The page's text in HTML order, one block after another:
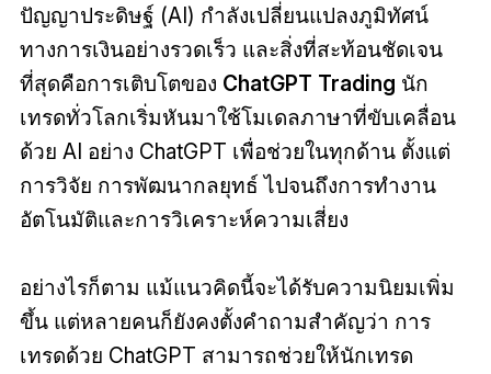
ปัญญาประดิษฐ์ (AI) กำลังเปลี่ยนแปลงภูมิทัศน์
ทางการเงินอย่างรวดเร็ว และสิ่งที่สะท้อนชัดเจน
ที่สุดคือการเติบโตของ ChatGPT Trading นัก
เทรดทั่วโลกเริ่มหันมาใช้โมเดลภาษาที่ขับเคลื่อน
ด้วย AI อย่าง ChatGPT เพื่อช่วยในทุกด้าน ตั้งแต่
การวิจัย การพัฒนากลยุทธ์ ไปจนถึงการทำงาน
อัตโนมัติและการวิเคราะห์ความเสี่ยง
อย่างไรก็ตาม แม้แนวคิดนี้จะได้รับความนิยมเพิ่ม
ขึ้น แต่หลายคนก็ยังคงตั้งคำถามสำคัญว่า การ
เทรดด้วย ChatGPT สามารถช่วยให้นักเทรด